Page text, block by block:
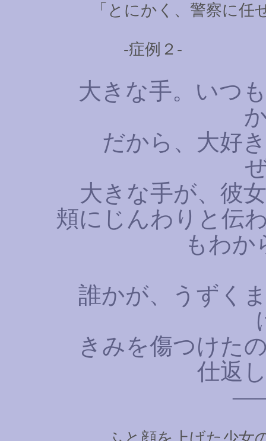
「とにかく、警察に任
-症例２-
大きな手。いつ
だから、大好
大きな手が、彼
頬にじんわりと伝
もわか
誰かが、うずく
きみを傷つけた
仕返